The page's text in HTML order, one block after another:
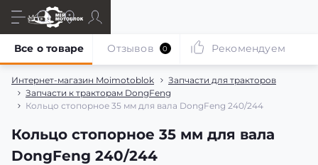
Интернет-магазин Moimotoblok
Запчасти для тракторов
Запчасти к тракторам DongFeng
Кольцо стопорное 35 мм для вала DongFeng 240/244
Кольцо стопорное 35 мм для вала
DongFeng 240/244
Все о товаре Отзывов 0 Рекомендуем